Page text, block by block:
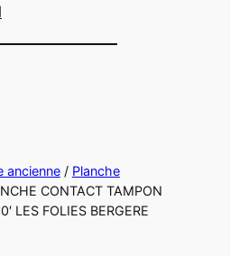
ancienne/ Planche
CONTACT TAMPON
LES FOLIES BERGERE